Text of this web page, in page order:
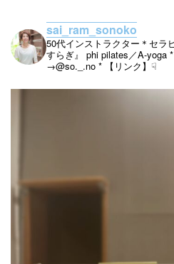
sai_ram_sonoko
50代インストラクター＊セラ
すらぎ』
phi pilates／A-yoga
→@so._.no * 【リンク】☟